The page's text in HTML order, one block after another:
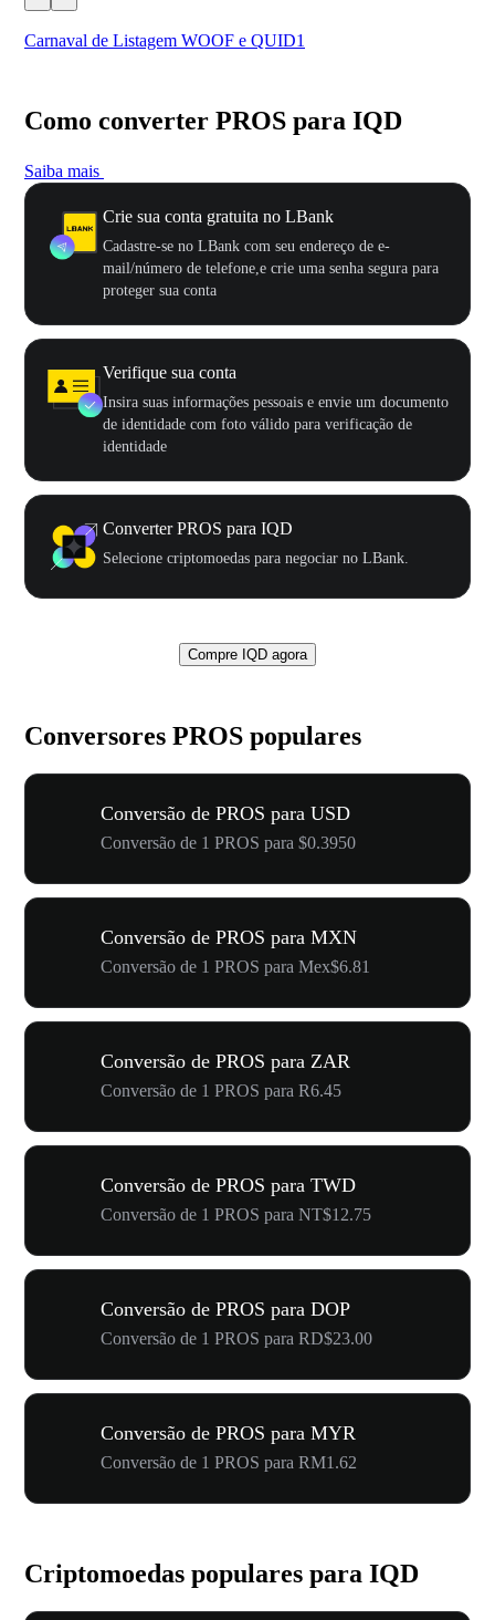
Carnaval de Listagem WOOF e QUID1
Como converter PROS para IQD
Saiba mais
Crie sua conta gratuita no LBank
Cadastre-se no LBank com seu endereço de e-
mail/número de telefone,e crie uma senha segura para
proteger sua conta
Verifique sua conta
Insira suas informações pessoais e envie um documento
de identidade com foto válido para verificação de
identidade
Converter PROS para IQD
Selecione criptomoedas para negociar no LBank.
Compre IQD agora
Conversores PROS populares
Conversão de PROS para USD
Conversão de 1 PROS para $0.3950
Conversão de PROS para MXN
Conversão de 1 PROS para Mex$6.81
Conversão de PROS para ZAR
Conversão de 1 PROS para R6.45
Conversão de PROS para TWD
Conversão de 1 PROS para NT$12.75
Conversão de PROS para DOP
Conversão de 1 PROS para RD$23.00
Conversão de PROS para MYR
Conversão de 1 PROS para RM1.62
Criptomoedas populares para IQD